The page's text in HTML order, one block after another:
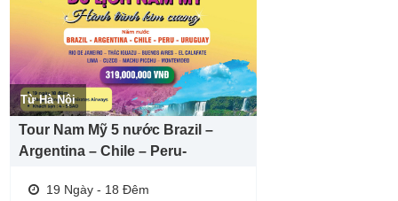
Từ Hà Nội
Tour Nam Mỹ 5 nước Brazil –
Argentina – Chile – Peru-
19 Ngày - 18 Đêm